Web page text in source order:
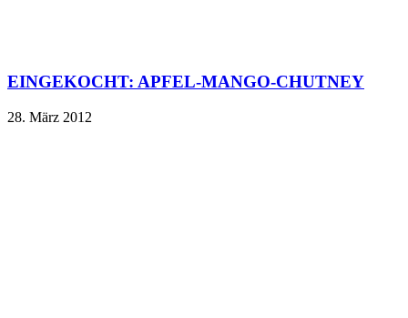
EINGEKOCHT: APFEL-MANGO-CHUTNEY
28. März 2012